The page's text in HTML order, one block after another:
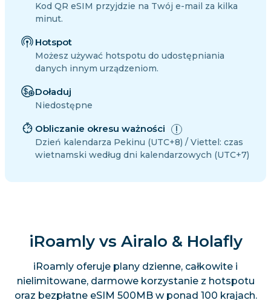
Kod QR eSIM przyjdzie na Twój e-mail za kilka
minut.
Hotspot
Możesz używać hotspotu do udostępniania
danych innym urządzeniom.
Doładuj
Niedostępne
Obliczanie okresu ważności
Dzień kalendarza Pekinu (UTC+8) / Viettel: czas
wietnamski według dni kalendarzowych (UTC+7)
iRoamly vs Airalo & Holafly
iRoamly oferuje plany dzienne, całkowite i
nielimitowane, darmowe korzystanie z hotspotu
oraz bezpłatne eSIM 500MB w ponad 100 krajach.